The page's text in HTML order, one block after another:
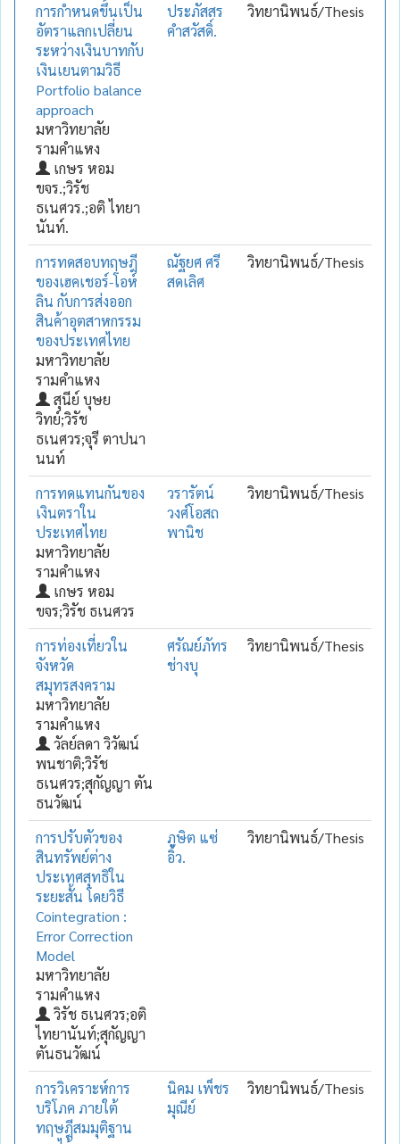
การกำหนดขึ้นเป็น
อัตราแลกเปลี่ยน
ระหว่างเงินบาทกับ
เงินเยนตามวิธี
Portfolio balance
approach
มหาวิทยาลัย
รามคำแหง
เกษร หอม
ขจร.;วิรัช
ธเนศวร.;อติ ไทยา
นันท์.
ประภัสสร
คำสวัสดิ์.
วิทยานิพนธ์/Thesis
การทดสอบทฤษฎี
ของเฮคเชอร์-โอห์
ลิน กับการส่งออก
สินค้าอุตสาหกรรม
ของประเทศไทย
มหาวิทยาลัย
รามคำแหง
สุนีย์ บุษย
วิทย์;วิรัช
ธเนศวร;จุรี ตาปนา
นนท์
ณัฐยศ ศรี
สดเลิศ
วิทยานิพนธ์/Thesis
การทดแทนกันของ
เงินตราใน
ประเทศไทย
มหาวิทยาลัย
รามคำแหง
เกษร หอม
ขจร;วิรัช ธเนศวร
วรารัตน์
วงศ์โอสถ
พานิช
วิทยานิพนธ์/Thesis
การท่องเที่ยวใน
จังหวัด
สมุทรสงคราม
มหาวิทยาลัย
รามคำแหง
วัลย์ลดา วิวัฒน์
พนชาติ;วิรัช
ธเนศวร;สุกัญญา ตัน
ธนวัฒน์
ศรัณย์ภัทร
ช่างบุ
วิทยานิพนธ์/Thesis
การปรับตัวของ
สินทรัพย์ต่าง
ประเทศสุทธิใน
ระยะสั้น โดยวิธี
Cointegration :
Error Correction
Model
มหาวิทยาลัย
รามคำแหง
วิรัช ธเนศวร;อติ
ไทยานันท์;สุกัญญา
ตันธนวัฒน์
ภูษิต แซ่
อิ้ว.
วิทยานิพนธ์/Thesis
การวิเคราะห์การ
บริโภค ภายใต้
ทฤษฎีสมมุติฐาน
นิคม เพ็ชร
มุณีย์
วิทยานิพนธ์/Thesis